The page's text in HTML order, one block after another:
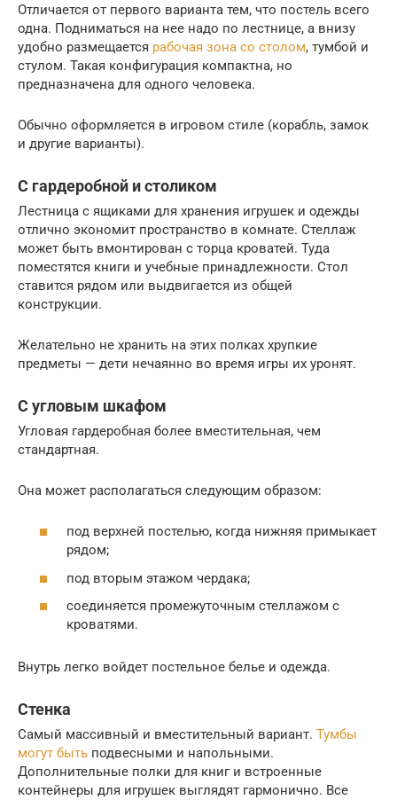
Отличается от первого варианта тем, что постель всего
одна. Подниматься на нее надо по лестнице, а внизу
удобно размещается рабочая зона со столом, тумбой и
стулом. Такая конфигурация компактна, но
предназначена для одного человека.
Обычно оформляется в игровом стиле (корабль, замок
и другие варианты).
С гардеробной и столиком
Лестница с ящиками для хранения игрушек и одежды
отлично экономит пространство в комнате. Стеллаж
может быть вмонтирован с торца кроватей. Туда
поместятся книги и учебные принадлежности. Стол
ставится рядом или выдвигается из общей
конструкции.
Желательно не хранить на этих полках хрупкие
предметы — дети нечаянно во время игры их уронят.
С угловым шкафом
Угловая гардеробная более вместительная, чем
стандартная.
Она может располагаться следующим образом:
под верхней постелью, когда нижняя примыкает
рядом;
под вторым этажом чердака;
соединяется промежуточным стеллажом с
кроватями.
Внутрь легко войдет постельное белье и одежда.
Стенка
Самый массивный и вместительный вариант. Тумбы
могут быть подвесными и напольными.
Дополнительные полки для книг и встроенные
контейнеры для игрушек выглядят гармонично. Все